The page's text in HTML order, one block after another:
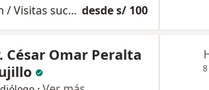
Consulta de Revisión / Visitas sucesivas desde s/ 100
César Omar Peralta